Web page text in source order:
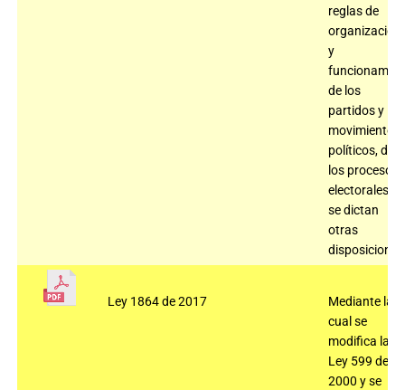
reglas de
organización
y
de los
partidos y
movimientos
políticos, de
los procesos
electorales y
se dictan
otras
Ley 1864 de 2017
Mediante la
cual se
modifica la
Ley 599 de
2000 y se